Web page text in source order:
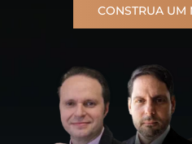
CONSTRUA UM